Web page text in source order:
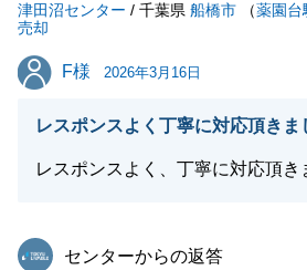
気軽にお知らせください。
何卒、よろしくお願い申し上げま
閉じる
津田沼センター / 千葉県 船橋市 （薬園台
売却
F様
F様 2026年3月16日
レスポンスよく丁寧に対応頂きま
レスポンスよく、丁寧に対応頂き
東急リバブル
センターからの返答